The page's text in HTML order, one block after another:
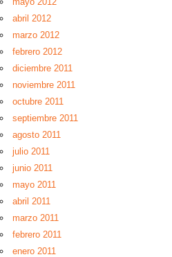
abril 2012
marzo 2012
febrero 2012
diciembre 2011
noviembre 2011
octubre 2011
septiembre 2011
agosto 2011
julio 2011
junio 2011
mayo 2011
abril 2011
marzo 2011
febrero 2011
enero 2011